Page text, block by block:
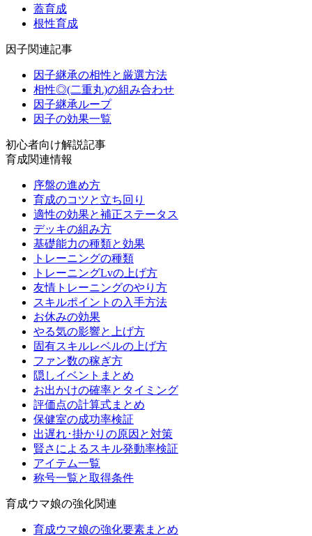
蓋育成
根性育成
因子関連記事
因子継承の相性と厳選方法
相性◎(二重丸)の組み合わせ
因子継承ループ
因子の効果一覧
初心者向け解説記事
育成関連情報
序盤の進め方
育成のコツと立ち回り
適性の効果と補正ステータス
デッキの組み方
基礎能力の種類と効果
トレーニングの種類
トレーニングLvの上げ方
友情トレーニングのやり方
スキルポイントの入手方法
お休みの効果
やる気の影響と上げ方
固有スキルレベルの上げ方
ファン数の稼ぎ方
隠しイベントまとめ
お出かけの確率とタイミング
評価点の計算式まとめ
保健室の成功率検証
出遅れ･掛かりの原因と対策
賢さによるスキル発動率検証
アイテム一覧
称号一覧と取得条件
育成ウマ娘の強化関連
育成ウマ娘の強化要素まとめ